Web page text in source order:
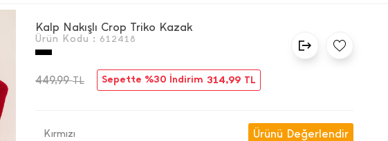
Kalp Nakışlı Crop Triko Kazak
Ürün Kodu : 612418
449,99TL Sepette %30 İndirim 314,99 TL
Kırmızı Ürünü Değerlendir